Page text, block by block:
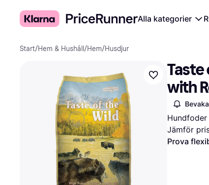
Alla kategorier
Start/Hem & Hushåll /Hem/Husdjur
Taste
with
Hundfoder
Jämför
Prova